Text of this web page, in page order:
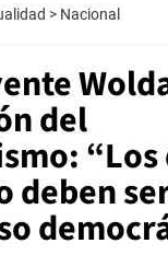
> Nacional
del
deben